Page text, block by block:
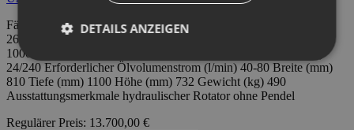
Fällgreifer Uniforest RK 260 BRZ Max. Durchmesser Weichholz
260 Max. Durchmesser Hartholz 210 Max. Durchmesser (mm)
1000 Min. Durchmesser (mm) 50 Max. Arbeitsdruck (MPa/bar)
24/240 Erforderlicher Ölvolumenstrom (l/min) 40-80 Breite (mm)
810 Tiefe (mm) 1100 Höhe (mm) 732 Gewicht (kg) 490
Ausstattungsmerkmale hydraulischer Rotator ohne Pendel
Regulärer Preis: 13.700,00 €
DETAILS ANZEIGEN